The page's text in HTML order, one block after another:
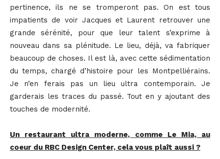
pertinence, ils ne se tromperont pas. On est tous
impatients de voir Jacques et Laurent retrouver une
grande sérénité, pour que leur talent s’exprime à
nouveau dans sa plénitude. Le lieu, déjà, va fabriquer
beaucoup de choses. Il est là, avec cette sédimentation
du temps, chargé d’histoire pour les Montpelliérains.
Je n’en ferais pas un lieu ultra contemporain. Je
garderais les traces du passé. Tout en y ajoutant des
touches de modernité.
Un restaurant ultra moderne, comme Le Mia, au
coeur du RBC Design Center, cela vous plaît aussi ?